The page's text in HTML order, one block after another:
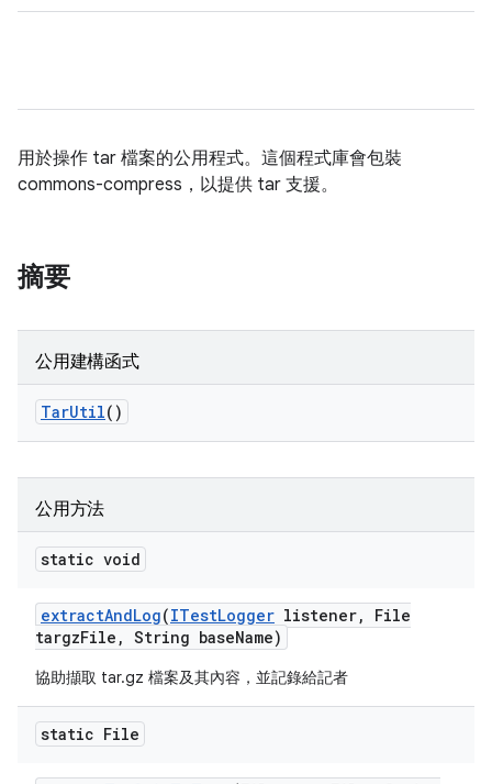
用於操作 tar 檔案的公用程式。這個程式庫會包裝
commons-compress，以提供 tar 支援。
摘要
公用建構函式
TarUtil()
公用方法
static void
extractAndLog(ITestLogger listener,
File
targzFile , String baseName)
協助擷取 tar.gz 檔案及其內容，並記錄給記者
static File